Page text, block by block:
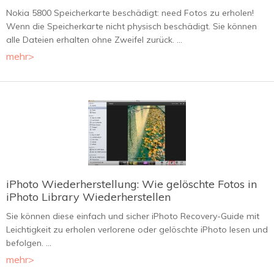
Nokia 5800 Speicherkarte beschädigt: need Fotos zu erholen!
Wenn die Speicherkarte nicht physisch beschädigt. Sie können
alle Dateien erhalten ohne Zweifel zurück. ...
mehr>
iPhoto Wiederherstellung: Wie gelöschte Fotos in
iPhoto Library Wiederherstellen
Sie können diese einfach und sicher iPhoto Recovery-Guide mit
Leichtigkeit zu erholen verlorene oder gelöschte iPhoto lesen und
befolgen. ...
mehr>